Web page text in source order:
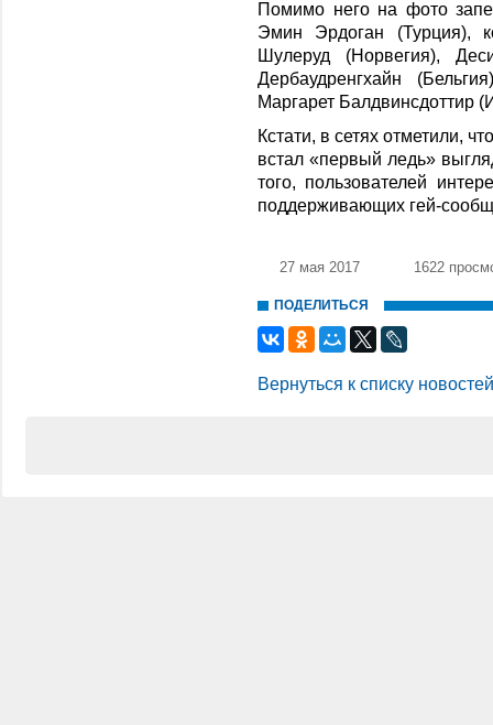
Помимо него на фото
Эмин Эрдоган (Турция),
Шулеруд (Норвегия),
Дербаудренгхайн
Маргарет Балдвинсдоттир
Кстати, в сетях отметили,
встал «первый ледь»
того, пользователей
поддерживающих гей-
27 мая 2017 1622
ПОДЕЛИТЬСЯ
Вернуться к списку новостей